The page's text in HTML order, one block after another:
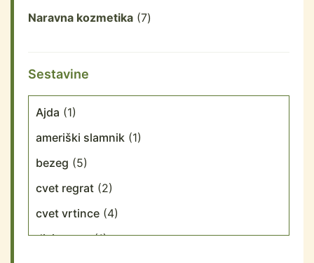
Naravna kozmetika 7
Sestavine
Ajda (1)
ameriški slamnik (1)
bezeg (5)
cvet regrat (2)
cvet vrtince (4)
divja meta (1)